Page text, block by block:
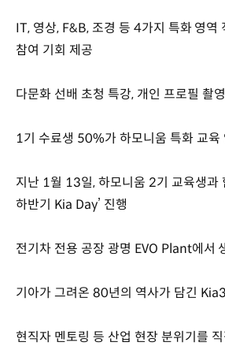
IT, 영상, F&B, 조경 등 4가지 특화 영역
참여 기회 제공
다문화 선배 초청 특강, 개인 프로필 촬
1기 수료생 50%가 하모니움 특화 교육
지난 1월 13일, 하모니움 2기 교육생과
하반기 Kia Day’ 진행
전기차 전용 공장 광명 EVO Plant에서
기아가 그려온 80년의 역사가 담긴
현직자 멘토링 등 산업 현장 분위기를